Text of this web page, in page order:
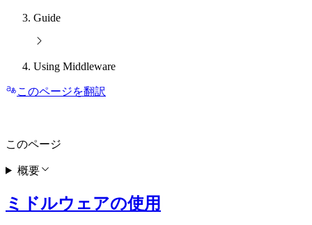
Guide
Using Middleware
このページを翻訳
ミドルウェアの使用
このページ
概要